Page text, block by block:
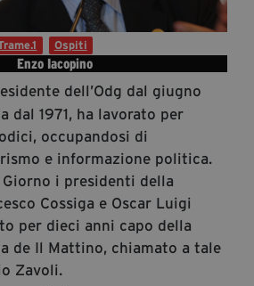
Enzo Iacopino
dell’Odg dal giugno
dal 1971, ha lavorato per
occupandosi di
e informazione politica.
i presidenti della
Cossiga e Oscar Luigi
per dieci anni capo della
de Il Mattino, chiamato a tale
Zavoli.
Ospiti